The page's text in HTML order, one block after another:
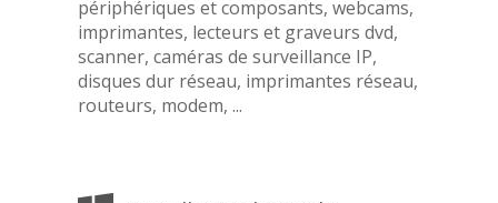
périphériques et composants, webcams,
imprimantes, lecteurs et graveurs dvd,
scanner, caméras de surveillance IP,
disques dur réseau, imprimantes réseau,
routeurs, modem, ...